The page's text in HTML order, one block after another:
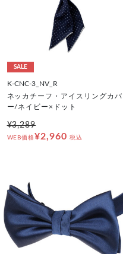
SALE
K-CNC-3_NV_R
ネッカチーフ・アイスリングカバ
ー/ネイビー×ドット
¥3,289
WEB価格¥2,960 税込